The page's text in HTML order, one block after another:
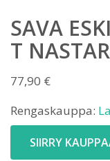
SAVA
T
77,90 €
Rengaskauppa:
SIIRRY